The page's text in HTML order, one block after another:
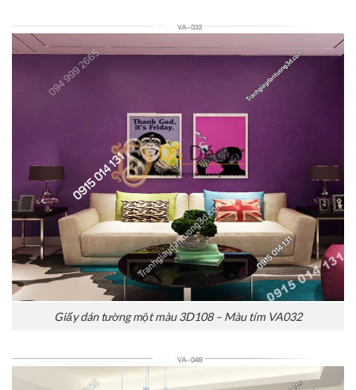
Giấy dán tường một màu 3D108 – Màu tím VA032